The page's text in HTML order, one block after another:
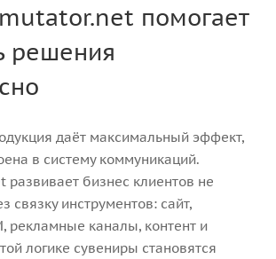
помогает
решения
даёт максимальный эффект,
в систему коммуникаций.
бизнес клиентов не
связку инструментов: сайт,
рекламные каналы, контент и
логике сувениры становятся